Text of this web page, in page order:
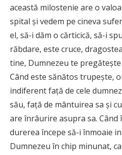
această milostenie are o
spital și vedem pe cineva
el, să-i dăm o cărticică, să-i
răbdare, este cruce,
tine, Dumnezeu te pregătește
Când este sănătos trupește,
indiferent față de cele
său, față de mântuirea sa și
are înrâurire asupra sa. Când
durerea începe să-i înmoaie
Dumnezeu în chip minunat,